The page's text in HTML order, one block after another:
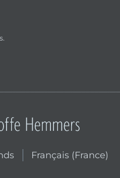
Shop
Français (France)
In den französischen